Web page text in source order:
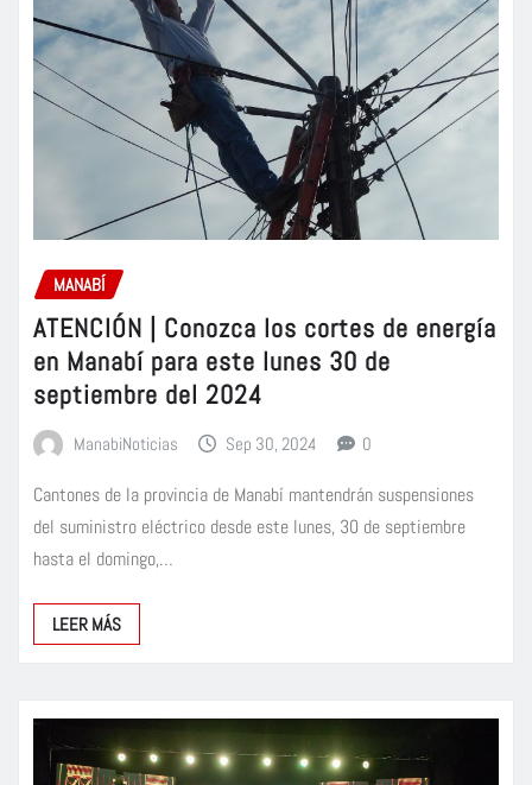
MANABÍ
ATENCIÓN | Conozca los cortes de energía
en Manabí para este lunes 30 de
septiembre del 2024
ManabiNoticias Sep 30, 2024 0
Cantones de la provincia de Manabí mantendrán suspensiones
del suministro eléctrico desde este lunes, 30 de septiembre
hasta el domingo,…
LEER MÁS